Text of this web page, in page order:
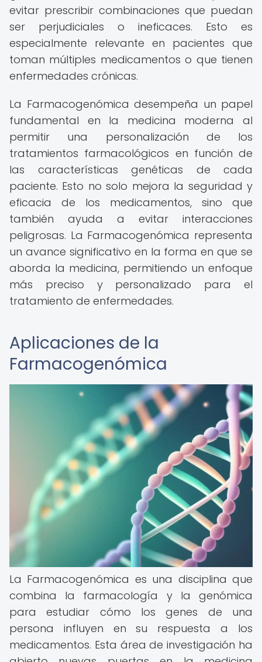
evitar prescribir combinaciones que puedan
ser perjudiciales o ineficaces. Esto es
especialmente relevante en pacientes que
toman múltiples medicamentos o que tienen
enfermedades crónicas.
La Farmacogenómica desempeña un papel
fundamental en la medicina moderna al
permitir una personalización de los
tratamientos farmacológicos en función de
las características genéticas de cada
paciente. Esto no solo mejora la seguridad y
eficacia de los medicamentos, sino que
también ayuda a evitar interacciones
peligrosas. La Farmacogenómica representa
un avance significativo en la forma en que se
aborda la medicina, permitiendo un enfoque
más preciso y personalizado para el
tratamiento de enfermedades.
Aplicaciones de la
Farmacogenómica
La Farmacogenómica es una disciplina que
combina la farmacología y la genómica
para estudiar cómo los genes de una
persona influyen en su respuesta a los
medicamentos. Esta área de investigación ha